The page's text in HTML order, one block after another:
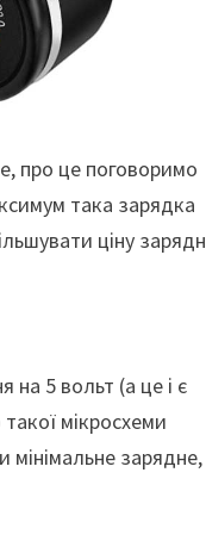
про це поговоримо
така зарядка
ціну
5 вольт (а це і є
мікросхеми
зарядне,